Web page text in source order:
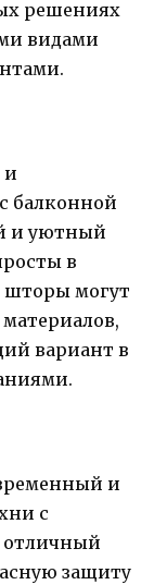
решениях
видами
и
балконной
и уютный
в
шторы могут
вариант в
и
с
отличный
защиту